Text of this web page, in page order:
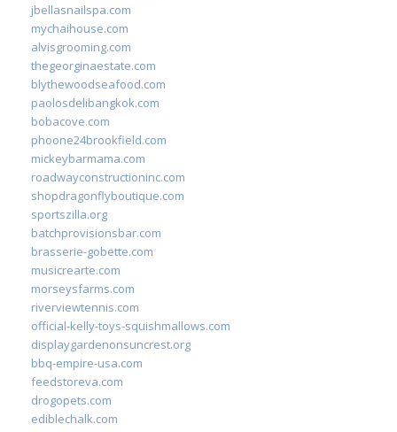
jbellasnailspa.com
mychaihouse.com
alvisgrooming.com
thegeorginaestate.com
blythewoodseafood.com
paolosdelibangkok.com
bobacove.com
phoone24brookfield.com
mickeybarmama.com
roadwayconstructioninc.com
shopdragonflyboutique.com
sportszilla.org
batchprovisionsbar.com
brasserie-gobette.com
musicrearte.com
morseysfarms.com
riverviewtennis.com
official-kelly-toys-squishmallows.com
displaygardenonsuncrest.org
bbq-empire-usa.com
feedstoreva.com
drogopets.com
ediblechalk.com